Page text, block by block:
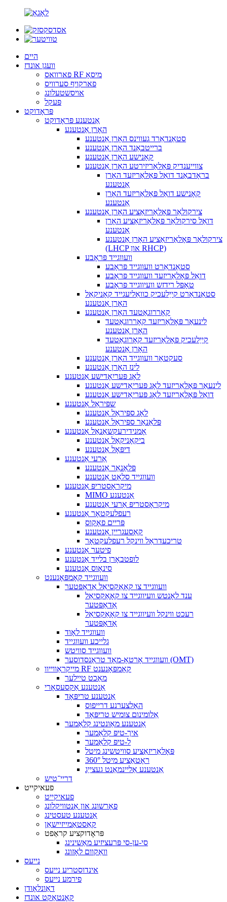
היים
וועגן אונדז
פארוואס RF מיסאָ
פארקויף סערוויס
אויסשטעלונג
פּעקל
פּראָדוקט
אַנטענע פּראָדוקט
האָרן אַנטענע
סטאַנדאַרד געווינס האָרן אַנטענע
ברייטבאַנד האָרן אַנטענע
קאָנישע האָרן אַנטענע
צווייענדיק פּאָלאַריזירטע האָרן אַנטענע
בראָדבאַנד דואַל פּאָלאַריזעד האָרן
אַנטענע
קאָנישע דואַל פּאָלאַריזעד האָרן
אַנטענע
צירקולאַר פּאָלאַריזאַציע האָרן אַנטענע
דואַל סירקולאַר פּאָלאַריזאַציע האָרן
אַנטענע
צירקולאַר פּאָלאַריזאַציע האָרן אַנטענע
(LHCP און RHCP)
וועווגייד פּראָבע
סטאַנדאַרט וועווגייד פּראָבע
דואַל פּאָלאַריזעד וועווגייד פּראָבע
טאָפּל רידזש וועיווגייד פּראָבע
סטאַנדאַרט קייַלעכיק כוואַליעגייד קאָניקאַל
האָרן אַנטענע
קאָררוגאַטעד האָרן אַנטענע
לינעאַר פּאָלאַריזעד קאָררוגאַטעד
האָרן אַנטענע
קייַלעכיק פּאָלאַריזעד קאָרוגאַטעד
האָרן אַנטענע
סעקטאָר וועווגייד האָרן אַנטענע
לינז האָרן אַנטענע
לאָג פּעריִאָדישע אַנטענע
לינעאַר פּאָלאַריזעד לאָג פּעריאָדישע אַנטענע
דואַל פּאָלאַריזעד לאָג פּעריאָדישע אַנטענע
שפּיראַל אַנטענע
לאָג ספּיראַל אַנטענע
פּלאַנאַר ספּיראַל אַנטענע
אָמנידירעקשאַנאַל אַנטענע
ביקאָניקאַל אַנטענע
דיפּאָל אַנטענע
אַרעי אַנטענע
פּלאַנאַר אַנטענע
וועווגייד סלאָט אַנטענע
מיקראָסטריפּ אַנטענע
MIMO אַנטענע
מיקראָסטריפּ אַרעי אַנטענע
רעפלעקטאָר אַנטענע
פּריים פאָקוס
קאַסעגריין אַנטענע
טריכעדראַל ווינקל רעפלעקטאָר
פיטער אַנטענע
לופטבאָרן בלייד אַנטענע
סינאָוס אַנטענע
וועווגייד קאָמפּאָנענט
וועווגייד צו קאָאַקסיאַל אַדאַפּטער
ענד לאָנטש וועיווגייד צו קאָאַקסיאַל
אַדאַפּטער
רעכט ווינקל וועיווגייד צו קאָאַקסיאַל
אַדאַפּטער
וועווגייד לאָוד
גלייכע וועווגייד
וועווגייד סוויטש
וועווגייד אָרטאָ-מאָד טראַנסדוסער (OMT)
מייקראַווייוו RF קאָמפּאָנענט
מאַכט טיילער
אַנטענע אַקסעסאָרי
אַנטענע טריפּאָד
האָלצערנע דרייפוס
אַלומינום צומיש טריפּאָד
אַנטענע מאַונטינג קלאַמער
איך-טיפּ קלאַמער
ל-טיפּ קלאַמער
פּאָלאַריזאַציע סוויטשינג מיטל
360° ראָטאַציע מיטל
אַנטענע אַליינמאַנט געצייַג
דריי־טיש
פעאיקייט
פעאיקייט
פאָרשונג און אַנטוויקלונג
אַנטענע טעסטינג
קאַסטאַמייזיישאַן
פּראָדוקציע קראַפט
סי-ען-סי פּרעציזיע מאַשינינג
וואַקוום לאָזונג
נייעס
אינדוסטריע נייעס
פירמע נייעס
דאַונלאָודן
קאָנטאַקט אונדז